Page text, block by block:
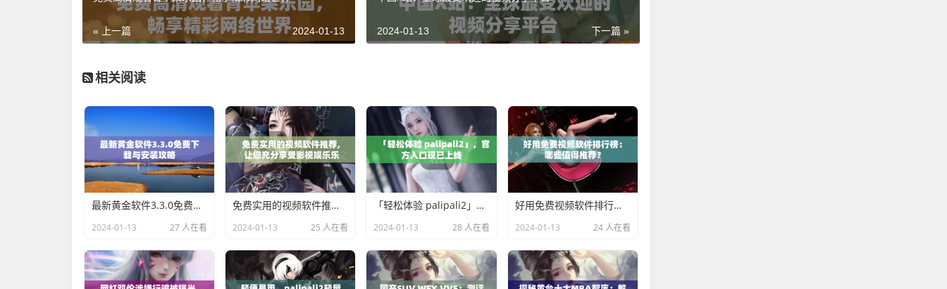
« 上一篇 2024-01-13 下一篇 »
2024-01-13
相关阅读
最新黄金软件3.3.0免费下载与安装攻略
2024-01-13 27 人在看
免费实用的视频软件推荐, 让您充分享受影视娱乐乐趣
2024-01-13 25 人在看
「轻松体验 palipali2」，官方入口现已上线
2024-01-13 28 人在看
好用免费视频软件排行榜：哪些值得推荐？
2024-01-13 24 人在看